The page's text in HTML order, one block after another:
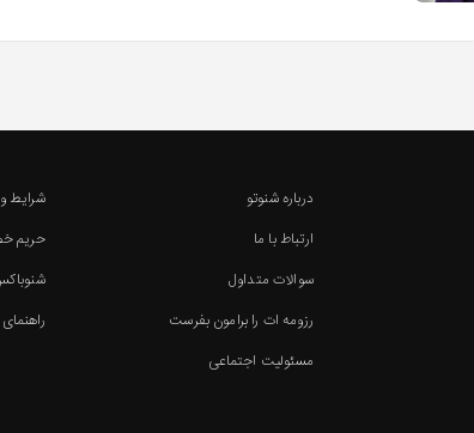
درباره شنوتو
ارتباط با ما
سوالات متداول
رزومه ات را برامون بفرست
مسئولیت اجتماعی
شرایط
حریم